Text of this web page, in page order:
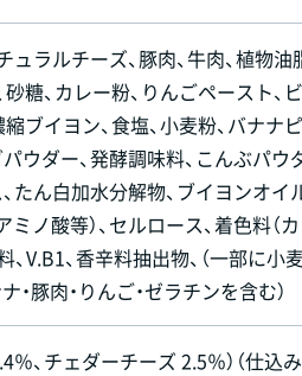
ュラルチーズ、豚肉、牛肉、植物
糖、カレー粉、りんごペースト、
ブイヨン、食塩、小麦粉、バナナ
ウダー、発酵調味料、こんぶパウ
たん白加水分解物、ブイヨンオイ
ミノ酸等）、セルロース、着色料（
V.B1、香辛料抽出物、（一部に小
・豚肉・りんご・ゼラチンを含む）
、チェダーチーズ 2.5％）（仕込み